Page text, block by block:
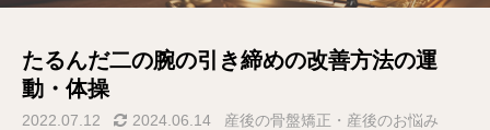
たるんだ二の腕の引き締めの改善方法の運
動・体操
2022.07.12 2024.06.14 産後の骨盤矯正・産後のお悩み